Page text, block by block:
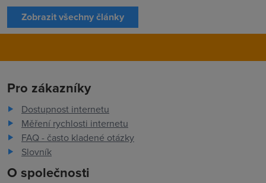
Zobrazit všechny články
Pro zákazníky
Dostupnost internetu
Měření rychlosti internetu
FAQ - často kladené otázky
Slovník
O společnosti